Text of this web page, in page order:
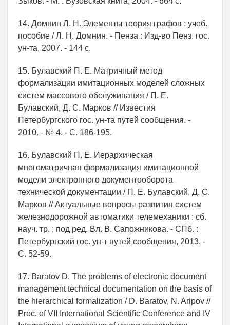
14. Домнин Л. Н. Элементы теория графов : учеб.
пособие / Л. Н. Домнин. - Пенза : Изд-во Пенз. гос.
ун-та, 2007. - 144 с.
15. Булавский П. Е. Матричный метод
формализации имитационных моделей сложных
систем массового обслуживания / П. Е.
Булавский, Д. С. Марков // Известия
Петербургского гос. ун-та путей сообщения. -
2010. - № 4. - С. 186-195.
16. Булавский П. Е. Иерархическая
многоматричная формализация имитационной
модели электронного документооборота
технической документации / П. Е. Булавский, Д. С.
Марков // Актуальные вопросы развития систем
железнодорожной автоматики телемеханики : сб.
науч. тр. ; под ред. Вл. В. Сапожникова. - СПб. :
Петербургский гос. ун-т путей сообщения, 2013. -
С. 52-59.
17. Baratov D. The problems of electronic document
management technical documentation on the basis of
the hierarchical formalization / D. Baratov, N. Aripov //
Proc. of VII International Scientiﬁc Conference and IV